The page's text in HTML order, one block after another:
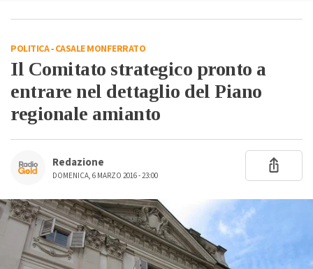
POLITICA-CASALE MONFERRATO
Il Comitato strategico pronto a
entrare nel dettaglio del Piano
regionale amianto
Redazione
DOMENICA, 6 MARZO 2016 - 23:00